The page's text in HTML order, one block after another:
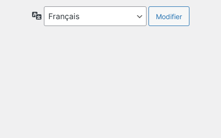
Langue